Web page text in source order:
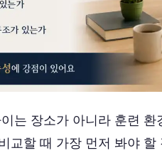
는 장소가 아니라 훈련 환
교할 때 가장 먼저 봐야 할